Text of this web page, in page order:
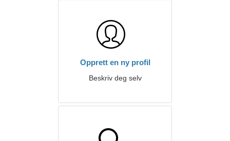
Opprett en ny profil
Beskriv deg selv